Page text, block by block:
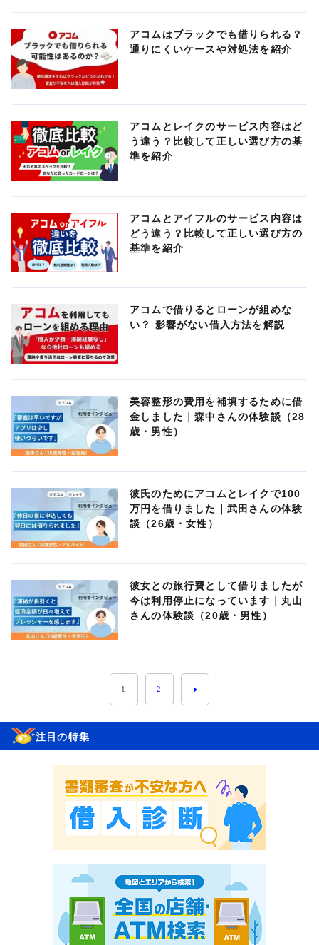
アコムはブラックでも借りられる？
通りにくいケースや対処法を紹介
アコムとレイクのサービス内容はど
う違う？比較して正しい選び方の基
準を紹介
アコムとアイフルのサービス内容は
どう違う？比較して正しい選び方の
基準を紹介
アコムで借りるとローンが組めな
い？ 影響がない借入方法を解説
美容整形の費用を補填するために借
金しました｜森中さんの体験談（28
歳・男性）
彼氏のためにアコムとレイクで100
万円を借りました｜武田さんの体験
談（26歳・女性）
彼女との旅行費として借りましたが
今は利用停止になっています｜丸山
さんの体験談（20歳・男性）
1 2
注目の特集